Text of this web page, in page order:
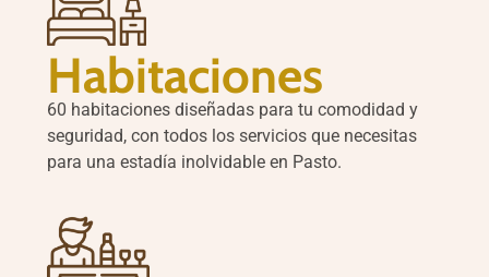
Habitaciones
60 habitaciones diseñadas para tu comodidad y
seguridad, con todos los servicios que necesitas
para una estadía inolvidable en Pasto.